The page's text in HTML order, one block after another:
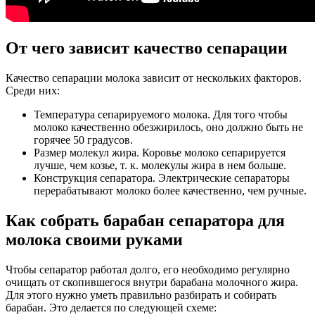
От чего зависит качество сепарации
Качество сепарации молока зависит от нескольких факторов.
Среди них:
Температура сепарируемого молока. Для того чтобы
молоко качественно обезжирилось, оно должно быть не
горячее 50 градусов.
Размер молекул жира. Коровье молоко сепарируется
лучше, чем козье, т. к. молекулы жира в нем больше.
Конструкция сепаратора. Электрические сепараторы
перерабатывают молоко более качественно, чем ручные.
Как собрать барабан сепаратора для
молока своими руками
Чтобы сепаратор работал долго, его необходимо регулярно
очищать от скопившегося внутри барабана молочного жира.
Для этого нужно уметь правильно разбирать и собирать
барабан. Это делается по следующей схеме: